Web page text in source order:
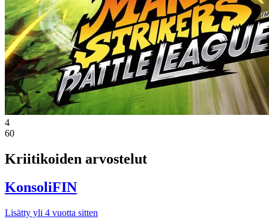
4
60
Kriitikoiden arvostelut
KonsoliFIN
Lisätty yli 4 vuotta sitten